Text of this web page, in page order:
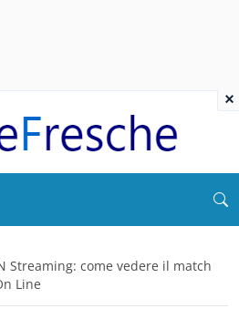
Streaming: come vedere il match
Line
×